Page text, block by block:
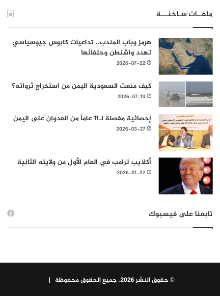
ملفــات سـاخنـــة
هرمز وباب المندب.. تداعيات كابوس جيوسياسي
تهدد واشنطن وحلفائها
2026-07-22
كيف منعت السعودية اليمن من استخراج ثرواته؟
2026-07-10
إحصائية مفصلة لـ11 عاماً من العدوان على اليمن
2026-03-27
أكاذيب ترامب في العام الأول من ولايته الثانية
2026-01-22
تابعنا على فيسبوك
© حقوق النشر 2026، جميع الحقوق محفوظة |